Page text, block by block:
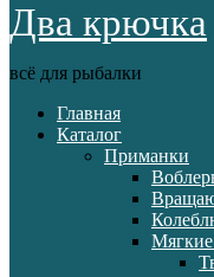
Два крючка
всё для рыбалки
Главная
Каталог
Приманки